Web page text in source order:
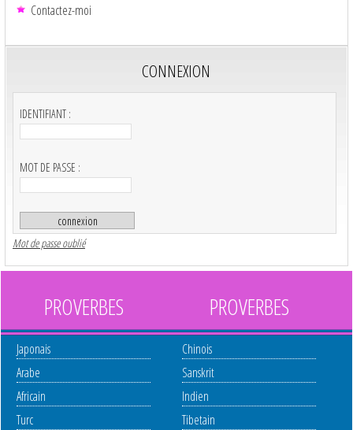
Contactez-moi
CONNEXION
IDENTIFIANT :
MOT DE PASSE :
Mot de passe oublié
PROVERBES
Japonais
Arabe
Africain
Turc
PROVERBES
Chinois
Sanskrit
Indien
Tibetain